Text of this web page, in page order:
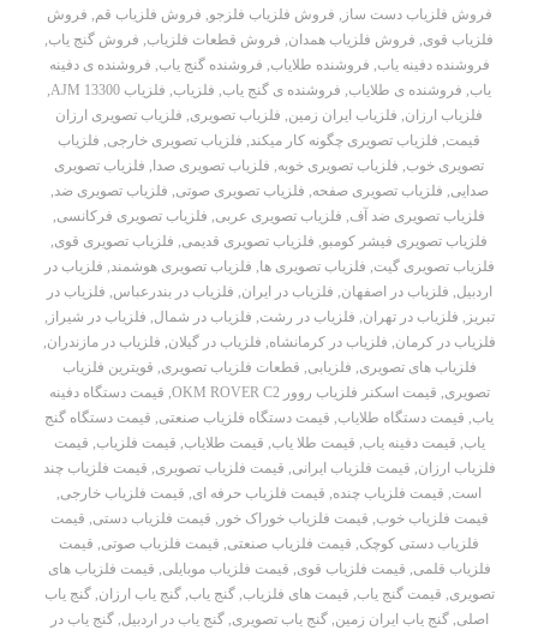
فروش فلزیاب دست ساز , فروش فلزیاب فلزجو, فروش فلزیاب قم, فروش
فلزیاب قوی, فروش فلزیاب همدان, فروش قطعات فلزیاب, فروش گنج یاب,
فروشنده دفینه یاب, فروشنده طلایاب, فروشنده گنج یاب, فروشنده ی دفینه
یاب, فروشنده ی طلایاب, فروشنده ی گنج یاب, فلزیاب, فلزیاب AJM 13300
,
فلزیاب ارزان, فلزیاب ایران زمین, فلزیاب تصویری, فلزیاب تصویری ارزان
قیمت, فلزیاب تصویری چگونه کار میکند, فلزیاب تصویری خارجی, فلزیاب
تصویری خوب, فلزیاب تصویری خوبه, فلزیاب تصویری صدا , فلزیاب تصویری
صدایی, فلزیاب تصویری صفحه, فلزیاب تصویری صوتی, فلزیاب تصویری ضد,
فلزیاب تصویری ضد آف, فلزیاب تصویری عربی, فلزیاب تصویری فرکانسی,
فلزیاب تصویری فیشر کومبو, فلزیاب تصویری قدیمی, فلزیاب تصویری قوی,
فلزیاب تصویری گیت, فلزیاب تصویری ها, فلزیاب تصویری هوشمند, فلزیاب در
اردبیل, فلزیاب در اصفهان, فلزیاب در ایران, فلزیاب در بندرعباس, فلزیاب در
تبریز , فلزیاب در تهران, فلزیاب در رشت, فلزیاب در شمال, فلزیاب در شیراز ,
فلزیاب در کرمان, فلزیاب در کرمانشاه, فلزیاب در گیلان, فلزیاب در مازندران,
فلزیاب های تصویری, فلزیابی, قطعات فلزیاب تصویری, قویترین فلزیاب
تصویری, قیمت اسکنر فلزیاب روور OKM ROVER C2 , قیمت دستگاه دفینه
یاب, قیمت دستگاه طلایاب, قیمت دستگاه فلزیاب صنعتی, قیمت دستگاه گنج
یاب, قیمت دفینه یاب, قیمت طلا یاب, قیمت طلایاب, قیمت فلزیاب, قیمت
فلزیاب ارزان, قیمت فلزیاب ایرانی, قیمت فلزیاب تصویری, قیمت فلزیاب چند
است, قیمت فلزیاب چنده, قیمت فلزیاب حرفه ای, قیمت فلزیاب خارجی,
قیمت فلزیاب خوب, قیمت فلزیاب خوراک خور , قیمت فلزیاب دستی, قیمت
فلزیاب دستی کوچک, قیمت فلزیاب صنعتی, قیمت فلزیاب صوتی, قیمت
فلزیاب قلمی, قیمت فلزیاب قوی, قیمت فلزیاب موبایلی, قیمت فلزیاب های
تصویری, قیمت گنج یاب, قیمت های فلزیاب, گنج یاب, گنج یاب ارزان, گنج یاب
اصلی, گنج یاب ایران زمین, گنج یاب تصویری, گنج یاب در اردبیل, گنج یاب در